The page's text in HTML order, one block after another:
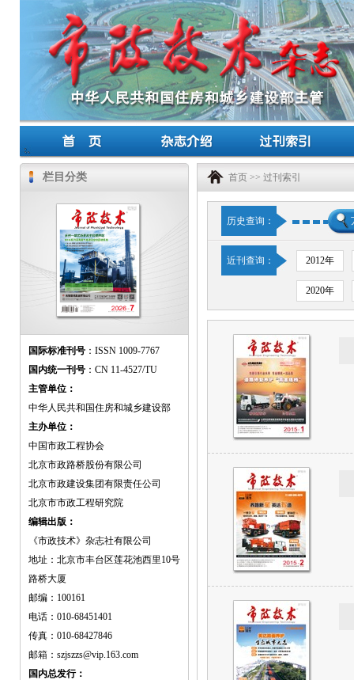
栏目分类
国际标准刊号 ：ISSN 1009-7767
国内统一刊号 ：CN 11-4527/TU
主管单位：
中华人民共和国住房和城乡建设部
主办单位：
中国市政工程协会
北京市政路桥股份有限公司
北京市政建设集团有限责任公司
北京市市政工程研究院
编辑出版：
《市政技术》杂志社有限公司
地址：北京市丰台区莲花池西里10号
路桥大厦
邮编：100161
电话：010-68451401
传真：010-68427846
邮箱：szjszzs@vip.163.com
国内总发行：
首页 >> 过刊索引
历史查询：
近刊查询： 2012年
2020年